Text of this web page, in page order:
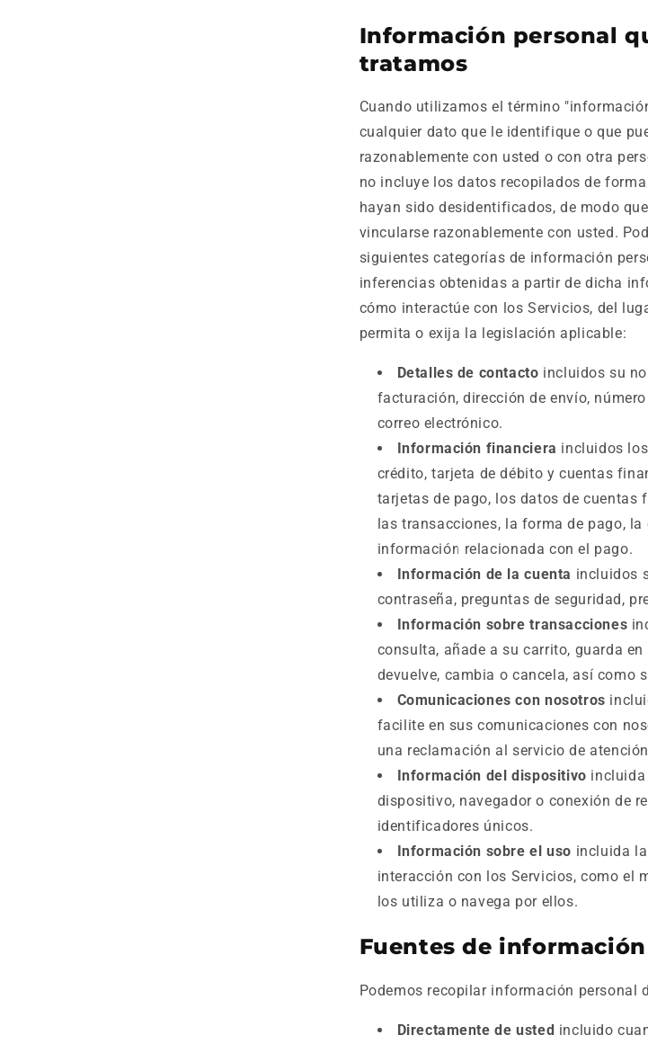
Información personal
tratamos
Cuando utilizamos el término
cualquier dato que le identifique o que
razonablemente con usted o con otra
no incluye los datos recopilados de
hayan sido desidentificados, de modo
vincularse razonablemente con usted.
siguientes categorías de información
inferencias obtenidas a partir de dicha
cómo interactúe con los Servicios, del
permita o exija la legislación aplicable:
Detalles de contacto incluidos su
facturación, dirección de envío,
correo electrónico.
Información financiera incluidos
crédito, tarjeta de débito y cuentas
tarjetas de pago, los datos de cuentas
las transacciones, la forma de pago,
información relacionada con el pago.
Información de la cuenta incluidos
contraseña, preguntas de seguridad,
Información sobre transacciones
consulta, añade a su carrito, guarda
devuelve, cambia o cancela, así como
Comunicaciones con nosotros
facilite en sus comunicaciones con
una reclamación al servicio de
Información del dispositivo
dispositivo, navegador o conexión de
identificadores únicos.
Información sobre el uso incluida
interacción con los Servicios, como el
los utiliza o navega por ellos.
Fuentes de
Podemos recopilar información personal
Directamente de usted incluido